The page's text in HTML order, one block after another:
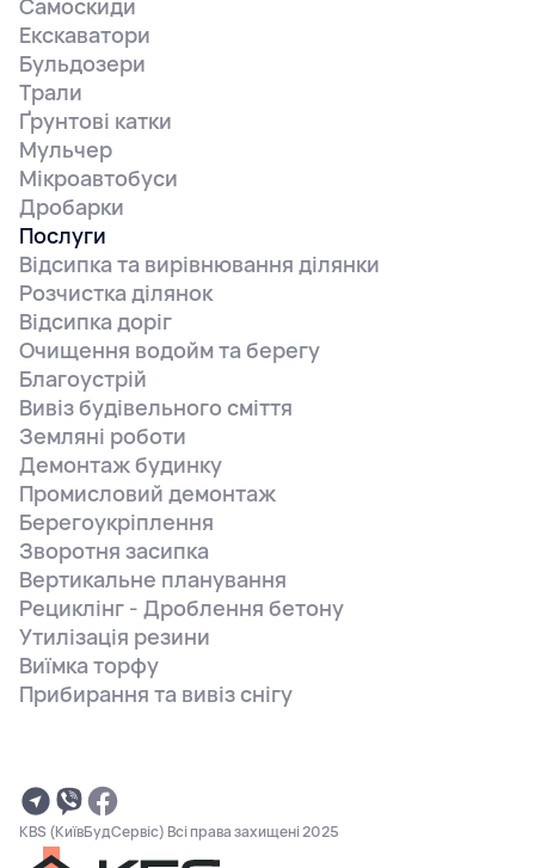
Екскаватори
Бульдозери
Трали
Ґрунтові катки
Мульчер
Мікроавтобуси
Дробарки
Послуги
Відсипка та вирівнювання ділянки
Розчистка ділянок
Відсипка доріг
Очищення водойм та берегу
Благоустрій
Вивіз будівельного сміття
Земляні роботи
Демонтаж будинку
Промисловий демонтаж
Берегоукріплення
Зворотня засипка
Вертикальне планування
Рециклінг - Дроблення бетону
Утилізація резини
Виїмка торфу
Прибирання та вивіз снігу
KBS (КиївБудСервіс) Всі права захищені 2025